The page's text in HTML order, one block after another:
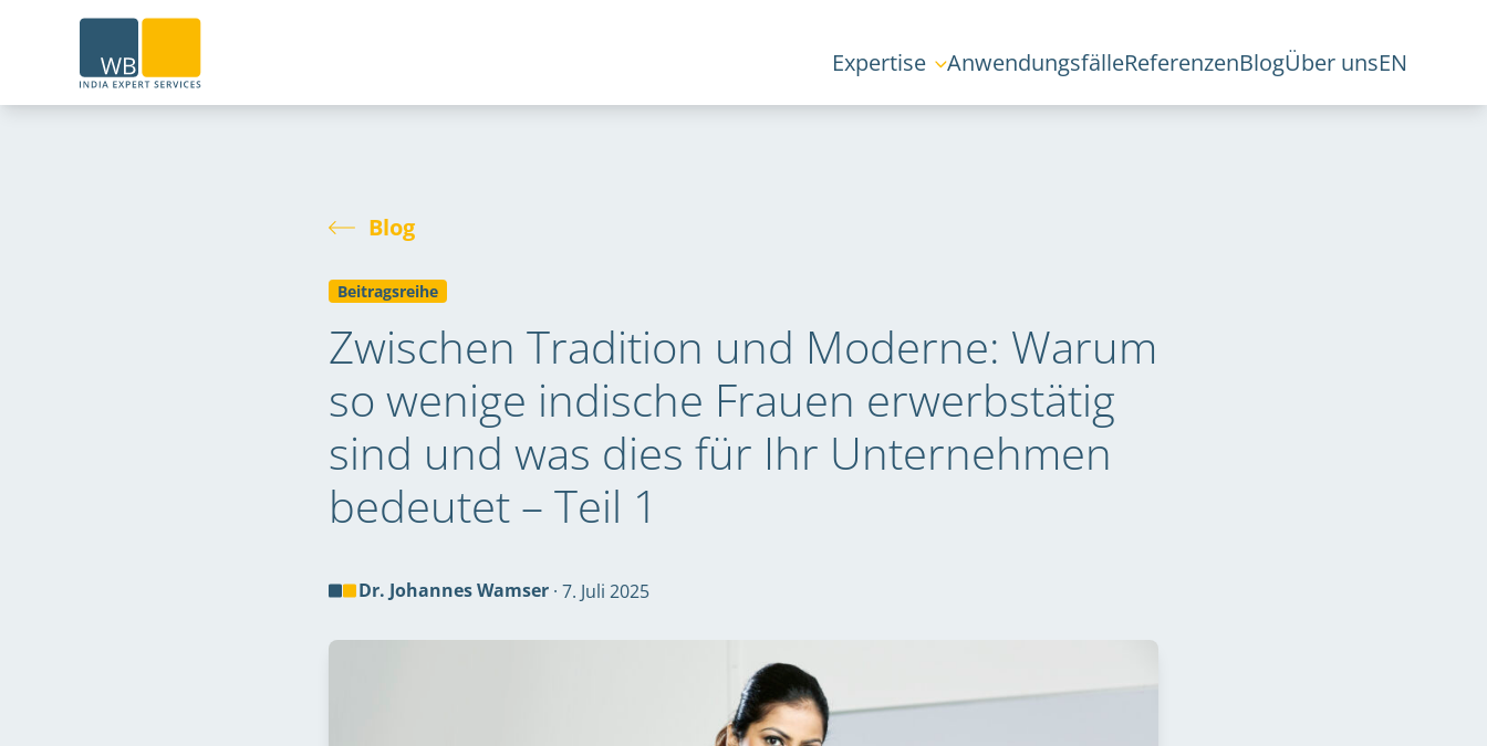
Expertise
AnwendungsfälleReferenzenBlogÜber unsEN
Blog
Beitragsreihe
Zwischen Tradition und Moderne: Warum
so wenige indische Frauen erwerbstätig
sind und was dies für Ihr Unternehmen
bedeutet – Teil 1
Dr. Johannes Wamser · 7. Juli 2025